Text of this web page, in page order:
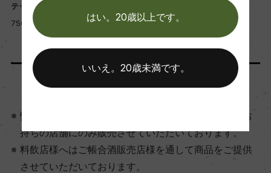
テッラ・ディ・ラヴォーロ
750ml, 18,500 yen
テッラ・ディ・ラヴォーロ
750ml, 17,500 yen
弊社は酒類卸でございますので、酒類販売業免許をお
持ちの店舗にのみ販売させていただいております。
料飲店様へはご帳合酒販売店様を通して商品をご提供
させていただいております。
はい。20歳以上です。
いいえ。20歳未満です。